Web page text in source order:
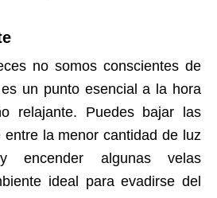
no somos conscientes de
un punto esencial a la hora
relajante. Puedes bajar las
la menor cantidad de luz
encender algunas velas
ideal para evadirse del